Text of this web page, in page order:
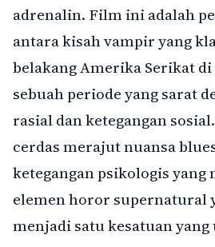
adrenalin. Film ini adalah
antara kisah vampir yang
belakang Amerika Serikat di
sebuah periode yang sarat
rasial dan ketegangan
cerdas merajut nuansa
ketegangan psikologis yang
elemen horor supernatural
menjadi satu kesatuan yang